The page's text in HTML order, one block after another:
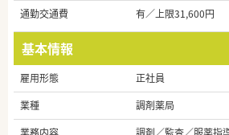
通勤交通費
有／上限31,600円
基本情報
雇用形態
正社員
業種
調剤薬局